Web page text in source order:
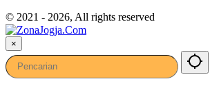
© 2021 - 2026, All rights reserved
×